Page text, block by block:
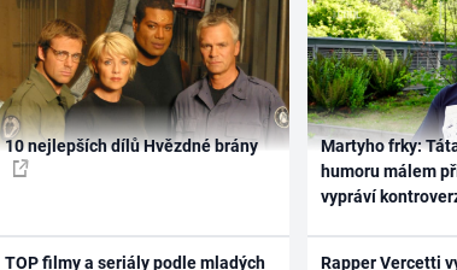
10 nejlepších dílů Hvězdné brány
TOP filmy a seriály podle mladých
Martyho frky:
humoru málem
vypráví
Rapper Vercetti